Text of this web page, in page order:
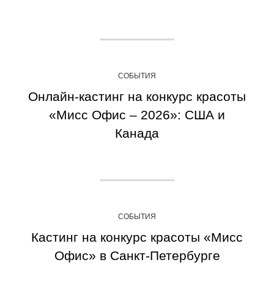
СОБЫТИЯ
Онлайн-кастинг на конкурс красоты
«Мисс Офис – 2026»: США и
Канада
СОБЫТИЯ
Кастинг на конкурс красоты «Мисс
Офис» в Санкт-Петербурге